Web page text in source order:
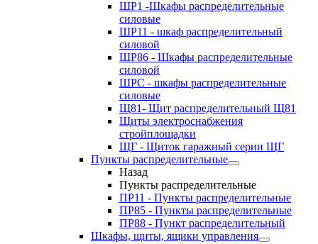
ШР1 -Шкафы распределительные
силовые
ШР11 - шкаф распределительный
силовой
ШР86 - Шкафы распределительные
силовой
ШРС - шкафы распределительные
силовые
Щ81- Щит распределительный Щ81
Щиты электроснабжения
стройплощадки
ЩГ - Щиток гаражный серии ЩГ
Пункты распределительные
Назад
Пункты распределительные
ПР11 - Пункты распределительные
ПР85 - Пункты распределительные
ПР88 - Пункт распределительный
Шкафы, щиты, ящики управления